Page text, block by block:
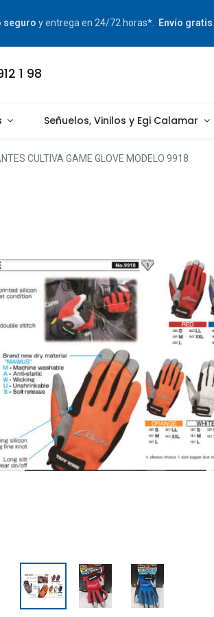
seguro y entrega en 24/72 horas*. Envío gratis
1 98
Señuelos, Vinilos y Egi Calamar
CULTIVA GAME GLOVE MODELO 9918